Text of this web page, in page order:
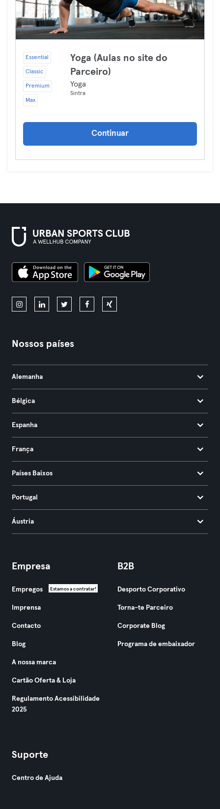
Essential
Classic
Premium
Max
Yoga (Aulas no site do
Parceiro)
Yoga
Sintra
Continuar
Nossos países
Alemanha
Bélgica
Espanha
França
Países Baixos
Portugal
Áustria
Empresa
Empregos Estamos a contratar!
Imprensa
Contacto
Blog
A nossa marca
Cartão Oferta & Loja
Regulamento Acessibilidade
2025
B2B
Desporto Corporativo
Torna-te Parceiro
Corporate Blog
Programa de embaixador
Suporte
Centro de Ajuda